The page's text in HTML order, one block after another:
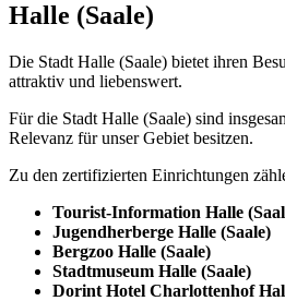
Halle (Saale)
Die Stadt Halle (Saale) bietet ihren
attraktiv und liebenswert.
Für die Stadt Halle (Saale) sind
Relevanz für unser Gebiet besitzen.
Zu den zertifizierten Einrichtungen
Tourist-Information Halle
Jugendherberge Halle (Saale)
Bergzoo Halle (Saale)
Stadtmuseum Halle (Saale)
Dorint Hotel Charlottenhof